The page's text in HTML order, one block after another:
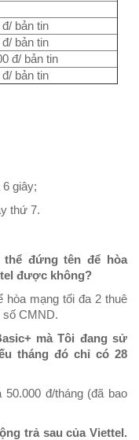
bản tin
bản tin
đ/ bản tin
bản tin
giây;
thứ 7.
đứng tên để hòa
được không?
hòa mạng tối đa 2 thuê
số CMND.
mà Tôi đang sử
tháng đó chỉ có 28
đ/tháng (đã bao
trả sau của Viettel.